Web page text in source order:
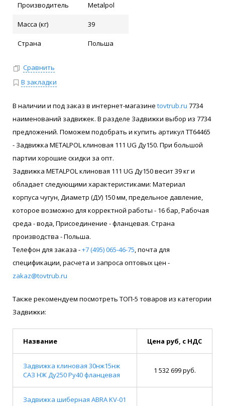
Производитель Metalpol
Масса (кг) 39
Страна Польша
Сравнить
В закладки
В наличии и под заказ в интернет-магазине tovtrub.ru 7734
наименований задвижек. В разделе Задвижки выбор из 7734
предложений. Поможем подобрать и купить артикул ТТ64465
- Задвижка METALPOL клиновая 111 UG Ду150. При большой
партии хорошие скидки за опт.
Задвижка METALPOL клиновая 111 UG Ду150 весит 39 кг и
обладает следующими характеристиками: Материал
корпуса чугун, Диаметр (ДУ) 150 мм, предельное давление,
которое возможно для корректной работы - 16 бар, Рабочая
среда - вода, Присоединение - фланцевая. Страна
производства - Польша.
Телефон для заказа -+7 (495) 065-46-75 , почта для
спецификации, расчета и запроса оптовых цен -
zakaz@tovtrub.ru
Также рекомендуем посмотреть ТОП-5 товаров из категории
Задвижки:
Название Цена руб, с НДС
Задвижка клиновая 30нж15нж
САЗ НЖ Ду250 Ру40 фланцевая
1 532 699 руб.
Задвижка шиберная ABRA KV-01